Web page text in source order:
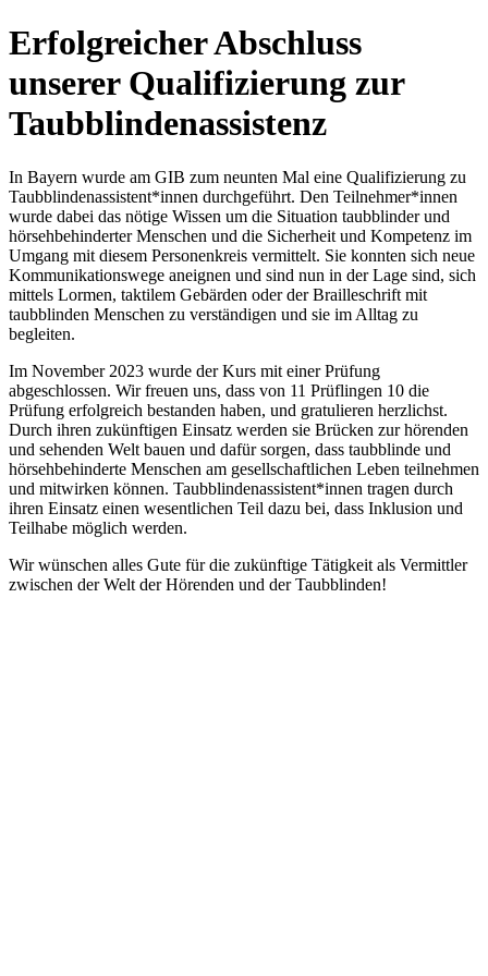
Erfolgreicher Abschluss
unserer Qualifizierung zur
Taubblindenassistenz
In Bayern wurde am GIB zum neunten Mal eine Qualifizierung zu
Taubblindenassistent*innen durchgeführt. Den Teilnehmer*innen
wurde dabei das nötige Wissen um die Situation taubblinder und
hörsehbehinderter Menschen und die Sicherheit und Kompetenz im
Umgang mit diesem Personenkreis vermittelt. Sie konnten sich neue
Kommunikationswege aneignen und sind nun in der Lage sind, sich
mittels Lormen, taktilem Gebärden oder der Brailleschrift mit
taubblinden Menschen zu verständigen und sie im Alltag zu
begleiten.
Im November 2023 wurde der Kurs mit einer Prüfung
abgeschlossen. Wir freuen uns, dass von 11 Prüflingen 10 die
Prüfung erfolgreich bestanden haben, und gratulieren herzlichst.
Durch ihren zukünftigen Einsatz werden sie Brücken zur hörenden
und sehenden Welt bauen und dafür sorgen, dass taubblinde und
hörsehbehinderte Menschen am gesellschaftlichen Leben teilnehmen
und mitwirken können. Taubblindenassistent*innen tragen durch
ihren Einsatz einen wesentlichen Teil dazu bei, dass Inklusion und
Teilhabe möglich werden.
Wir wünschen alles Gute für die zukünftige Tätigkeit als Vermittler
zwischen der Welt der Hörenden und der Taubblinden!